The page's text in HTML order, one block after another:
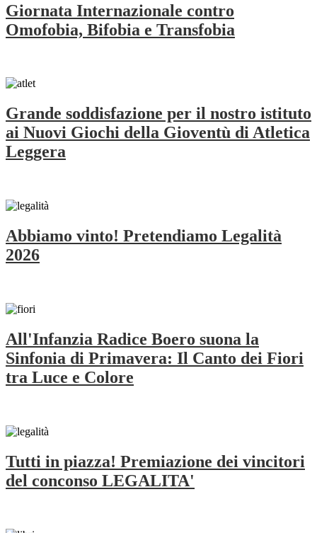
Giornata Internazionale contro
Omofobia, Bifobia e Transfobia
Grande soddisfazione per il nostro istituto
ai Nuovi Giochi della Gioventù di Atletica
Leggera
Abbiamo vinto! Pretendiamo Legalità
2026
All'Infanzia Radice Boero suona la
Sinfonia di Primavera: Il Canto dei Fiori
tra Luce e Colore
Tutti in piazza! Premiazione dei vincitori
del conconso LEGALITA'